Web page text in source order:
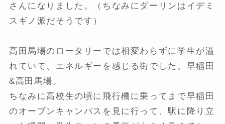
さんになりました。（ちなみにダーリンはイデミ
スギノ派だそうです）
高田馬場のロータリーでは相変わらずに学生が溢
れていて、エネルギーを感じる街でした、早稲田
&高田馬場。
ちなみに高校生の頃に飛行機に乗ってまで早稲田
のオープンキャンパスを見に行って、駅に降り立